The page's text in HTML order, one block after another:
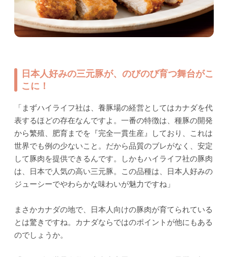
日本人好みの三元豚が、のびのび育つ舞台がこ
こに！
「まずハイライフ社は、養豚場の経営としてはカナダを代
表するほどの存在なんですよ。一番の特徴は、種豚の開発
から繁殖、肥育までを『完全一貫生産』しており、これは
世界でも例の少ないこと。だから品質のブレがなく、安定
して豚肉を提供できるんです。しかもハイライフ社の豚肉
は、日本で人気の高い三元豚。この品種は、日本人好みの
ジューシーでやわらかな味わいが魅力ですね」
まさかカナダの地で、日本人向けの豚肉が育てられている
とは驚きですね。カナダならではのポイントが他にもある
のでしょうか。